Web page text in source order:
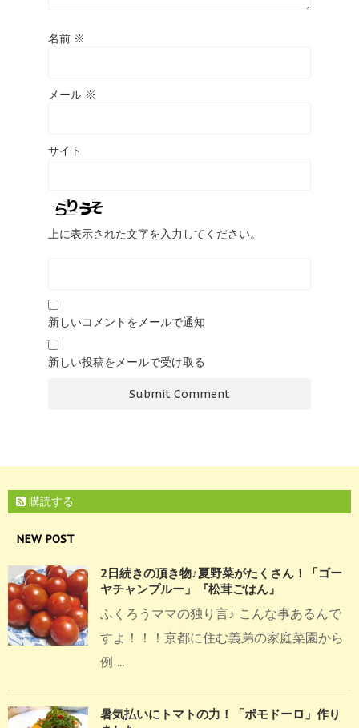
名前 ※
メール ※
サイト
上に表示された文字を入力してください。
新しいコメントをメールで通知
新しい投稿をメールで受け取る
購読する
NEW POST
2日続きの頂き物♪夏野菜がたくさん！「ゴー
ヤチャンプルー」『松茸ごはん』
ふくろうママの独り言♪ こんな事あるんで
すよ！！！京都に住む義弟の家庭菜園から
例 ...
暑気払いにトマトの力！「ポモドーロ」作り